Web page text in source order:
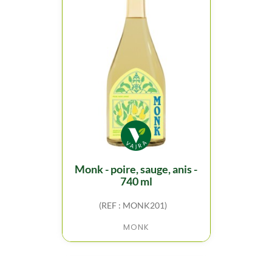
monk - poire, sauge, anis -
740 ml
(REF : MONK201)
MONK